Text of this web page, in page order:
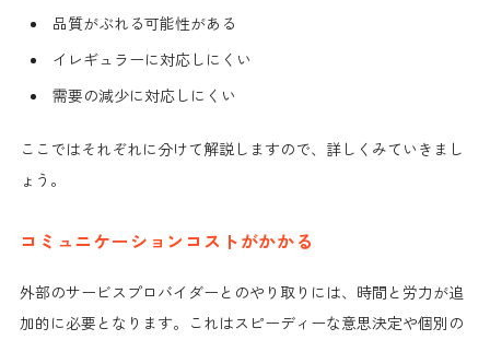
品質がぶれる可能性がある
イレギュラーに対応しにくい
需要の減少に対応しにくい
ここではそれぞれに分けて解説しますので、詳しくみていきまし
ょう。
コミュニケーションコストがかかる
外部のサービスプロバイダーとのやり取りには、時間と労力が追
加的に必要となります。これはスピーディーな意思決定や個別の